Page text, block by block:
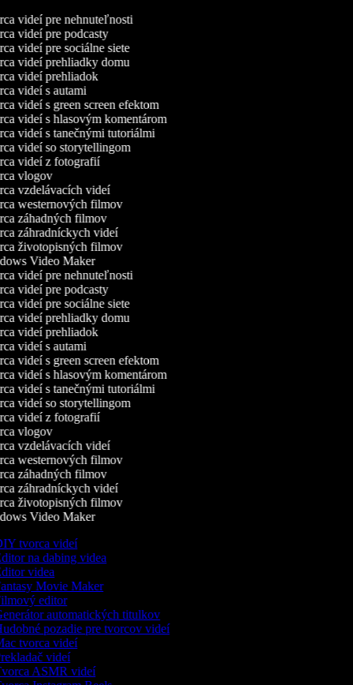
videí pre nehnuteľnosti
videí pre podcasty
videí pre sociálne siete
videí prehliadky domu
videí prehliadok
videí s autami
videí s green screen efektom
videí s hlasovým komentárom
videí s tanečnými tutoriálmi
videí so storytellingom
videí z fotografií
vlogov
vzdelávacích videí
westernových filmov
záhadných filmov
záhradníckych videí
životopisných filmov
Video Maker
videí pre nehnuteľnosti
videí pre podcasty
videí pre sociálne siete
videí prehliadky domu
videí prehliadok
videí s autami
videí s green screen efektom
videí s hlasovým komentárom
videí s tanečnými tutoriálmi
videí so storytellingom
videí z fotografií
vlogov
vzdelávacích videí
westernových filmov
záhadných filmov
záhradníckych videí
životopisných filmov
Video Maker
tvorca videí
na dabing videa
videa
Movie Maker
editor
automatických titulkov
pozadie pre tvorcov videí
tvorca videí
videí
ASMR videí